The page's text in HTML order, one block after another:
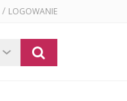
/ LOGOWANIE